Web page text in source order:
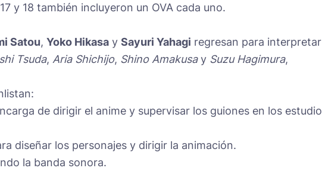
y 18 también incluyeron un OVA cada uno.
Satou, Yoko Hikasa y Sayuri Yahagi regresan para interpretar
Tsuda, Aria Shichijo, Shino Amakusay Suzu Hagimura,
de dirigir el anime y supervisar los guiones en los estudio
diseñar los personajes y dirigir la animación.
la banda sonora.